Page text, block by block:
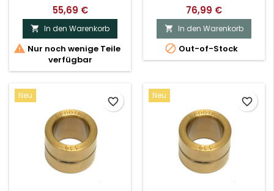
55,69 €
 In den Warenkorb
 Nur noch wenige Teile
verfügbar
76,99 €
 In den Warenkorb
 Out-of-Stock
Neu
favorite_border
Neu
favorite_border